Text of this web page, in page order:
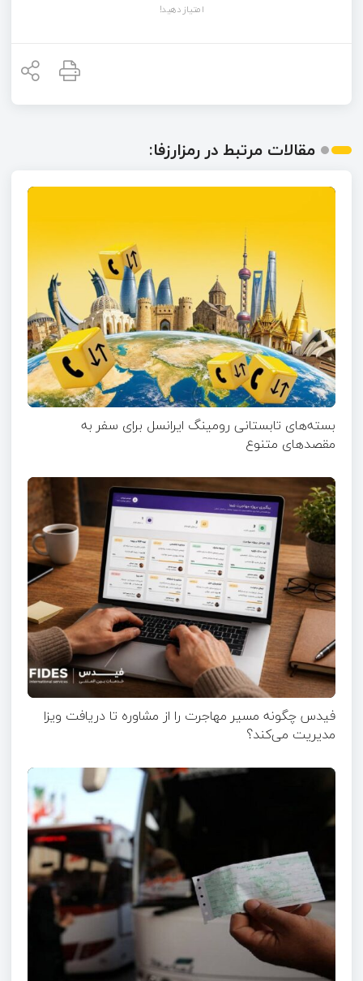
امتیاز دهید!
مقالات مرتبط در رمزارزفا:
بسته‌های تابستانی رومینگ ایرانسل برای سفر به
مقصدهای متنوع
فیدس چگونه مسیر مهاجرت را از مشاوره تا دریافت ویزا
مدیریت می‌کند؟